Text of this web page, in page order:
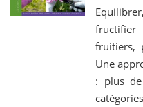
fructifier
fruitiers,
Une
: plus